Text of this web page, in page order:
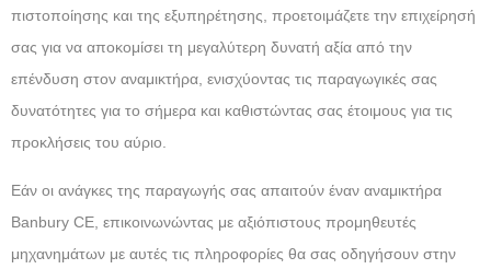
πιστοποίησης και της εξυπηρέτησης, προετοιμάζετε την επιχείρησή
σας για να αποκομίσει τη μεγαλύτερη δυνατή αξία από την
επένδυση στον αναμικτήρα, ενισχύοντας τις παραγωγικές σας
δυνατότητες για το σήμερα και καθιστώντας σας έτοιμους για τις
προκλήσεις του αύριο.
Εάν οι ανάγκες της παραγωγής σας απαιτούν έναν αναμικτήρα
Banbury CE, επικοινωνώντας με αξιόπιστους προμηθευτές
μηχανημάτων με αυτές τις πληροφορίες θα σας οδηγήσουν στην